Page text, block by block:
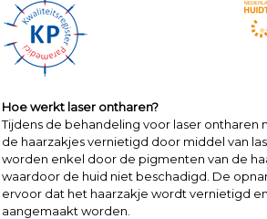
Hoe werkt laser ontharen?
Tijdens de behandeling voor laser ontharen
de haarzakjes vernietigd door middel van
worden enkel door de pigmenten van de
waardoor de huid niet beschadigd. De
ervoor dat het haarzakje wordt vernietigd
aangemaakt worden.